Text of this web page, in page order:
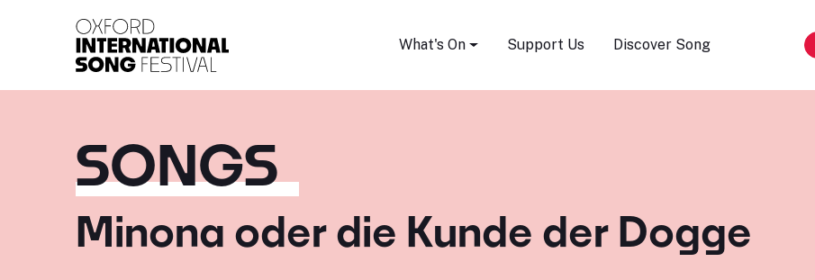
What's On Support Us Discover Song
SONGS
Minona oder die Kunde der Dogge